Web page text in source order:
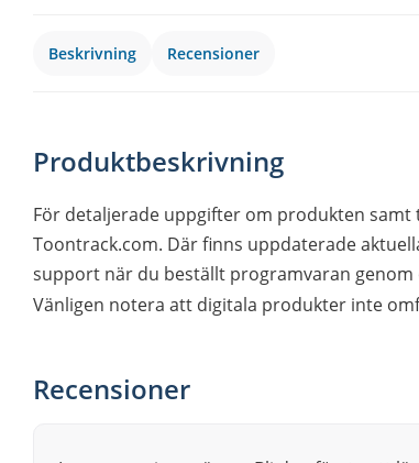
Beskrivning Recensioner
Produktbeskrivning
För detaljerade uppgifter om produkten samt
Toontrack.com. Där finns uppdaterade
support när du beställt programvaran genom
Vänligen notera att digitala produkter inte
Recensioner